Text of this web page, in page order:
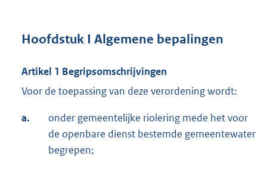
Hoofdstuk I Algemene bepalingen
Artikel 1 Begripsomschrijvingen
Voor de toepassing van deze verordening wordt:
a.
onder gemeentelijke riolering mede het voor
de openbare dienst bestemde gemeentewater
begrepen;